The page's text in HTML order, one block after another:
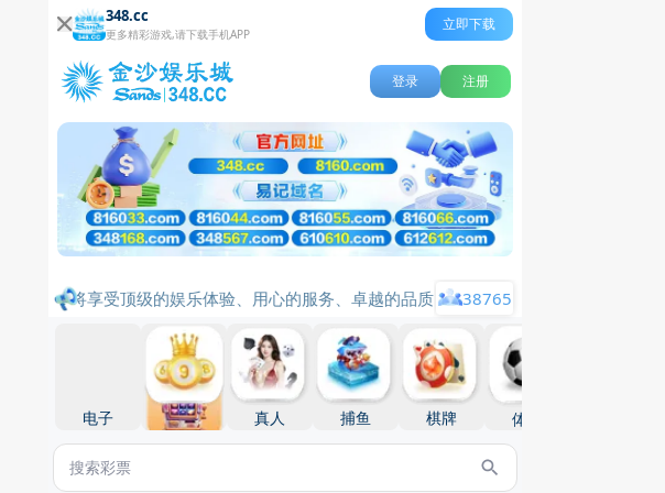
348.cc
更多精彩游戏,请下载手机APP
立即下载
登录 注册
在这里您将享受顶级的娱乐体验、用心的服务、卓越的品质、行业标杆品牌信誉。感谢所有
38765
电子 彩票 真人 捕鱼 棋牌 体育